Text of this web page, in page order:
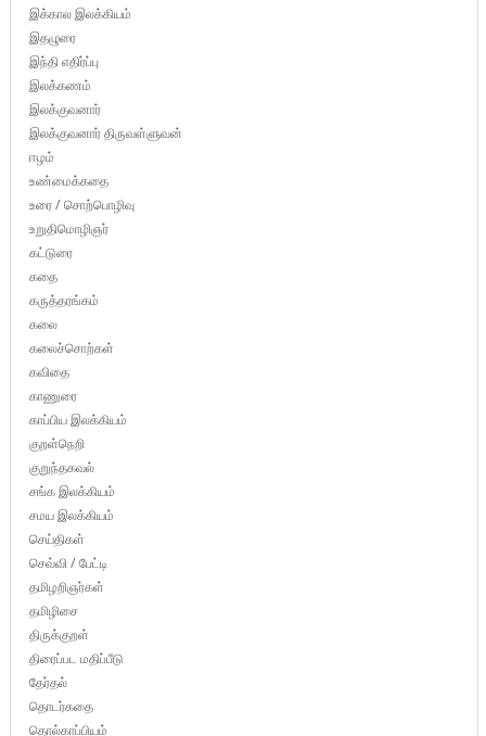
இக்கால இலக்கியம்
இதழுரை
இந்தி எதிர்ப்பு
இலக்கணம்
இலக்குவனார்
இலக்குவனார் திருவள்ளுவன்
ஈழம்
உண்மைக்கதை
உரை / சொற்பொழிவு
உறுதிமொழிஞர்
கட்டுரை
கதை
கருத்தரங்கம்
கலை
கலைச்சொற்கள்
கவிதை
காணுரை
காப்பிய இலக்கியம்
குறள்நெறி
குறுந்தகவல்
சங்க இலக்கியம்
சமய இலக்கியம்
செய்திகள்
செவ்வி / பேட்டி
தமிழறிஞர்கள்
தமிழிசை
திருக்குறள்
திரைப்பட மதிப்பீடு
தேர்தல்
தொடர்கதை
தொல்காப்பியம்